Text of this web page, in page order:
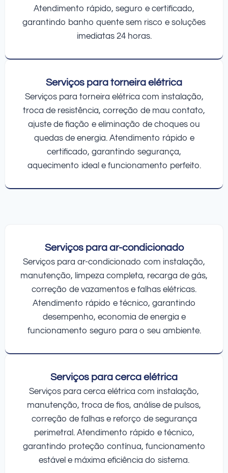
Atendimento rápido, seguro e certificado,
garantindo banho quente sem risco e soluções
imediatas 24 horas.
Serviços para torneira elétrica
Serviços para torneira elétrica com instalação,
troca de resistência, correção de mau contato,
ajuste de fiação e eliminação de choques ou
quedas de energia. Atendimento rápido e
certificado, garantindo segurança,
aquecimento ideal e funcionamento perfeito.
Serviços para ar-condicionado
Serviços para ar-condicionado com instalação,
manutenção, limpeza completa, recarga de gás,
correção de vazamentos e falhas elétricas.
Atendimento rápido e técnico, garantindo
desempenho, economia de energia e
funcionamento seguro para o seu ambiente.
Serviços para cerca elétrica
Serviços para cerca elétrica com instalação,
manutenção, troca de fios, análise de pulsos,
correção de falhas e reforço de segurança
perimetral. Atendimento rápido e técnico,
garantindo proteção contínua, funcionamento
estável e máxima eficiência do sistema.